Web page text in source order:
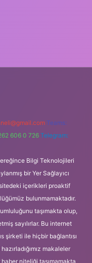
Teams:
606 0 726 Telegram:
Bilgi Teknolojileri
bir Yer Sağlayıcı
içerikleri proaktif
bulunmamaktadır.
taşımakta olup,
sayılırlar. Bu internet
şirketi ile hiçbir bağlantısı
makaleler
niteliği taşımamakta